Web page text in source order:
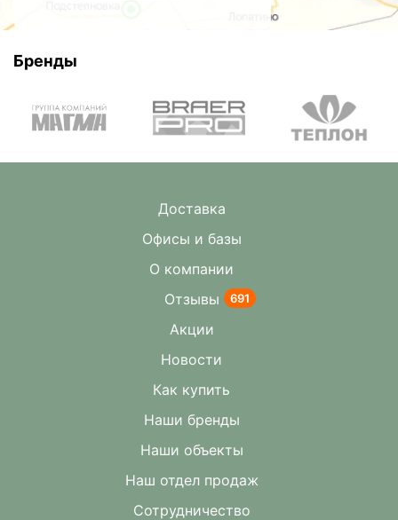
Бренды
Доставка
Офисы и базы
О компании
Отзывы
691
Акции
Новости
Как купить
Наши бренды
Наши объекты
Наш отдел продаж
Сотрудничество